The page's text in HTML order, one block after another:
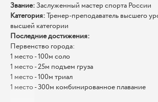
Звание:Заслуженный мастер спорта России
Категория:Тренер-преподаватель высшего
высшей категории
Последние достижения:
Первенство города:
1 место - 100м соло
1 место - 25м подъем груза
1 место - 100м триал
1 место - 300м комбинированное плавание